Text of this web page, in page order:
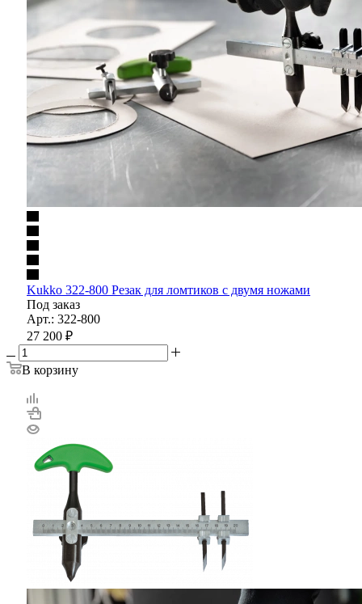
Kukko 322-800 Резак для ломтиков с двумя ножами
Под заказ
Арт.: 322-800
27 200 ₽
В корзину